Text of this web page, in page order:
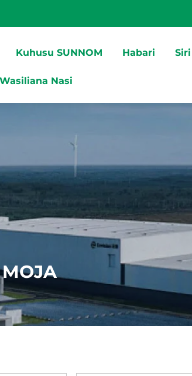
Kuhusu SUNNOM Habari Siri
Wasiliana Nasi